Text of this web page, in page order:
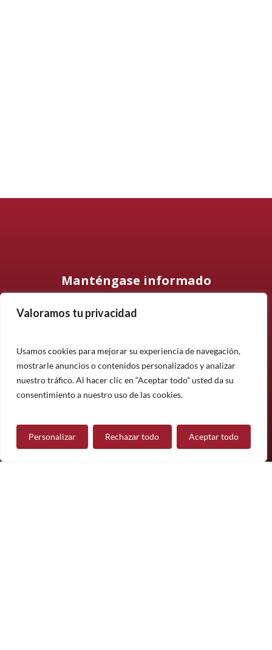
Valoramos tu privacidad
Usamos cookies para mejorar su experiencia de navegación,
mostrarle anuncios o contenidos personalizados y analizar
nuestro tráfico. Al hacer clic en “Aceptar todo” usted da su
consentimiento a nuestro uso de las cookies.
Personalizar Rechazar todo Aceptar todo
Manténgase informado
Suscríbase a nuestro boletín informativo y manténgase
noticias.
Suscríbete
¿Tiene alguna pregunta?
Contáctanos